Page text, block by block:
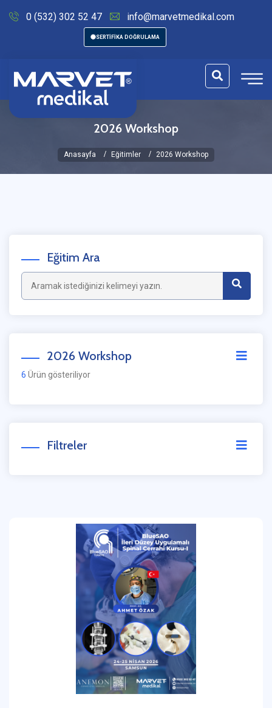
0 (532) 302 52 47 info@marvetmedikal.com
SERTİFİKA DOĞRULAMA
2026 Workshop
Anasayfa Eğitimler 2026 Workshop
Eğitim Ara
2026 Workshop
6 Ürün gösteriliyor
Filtreler